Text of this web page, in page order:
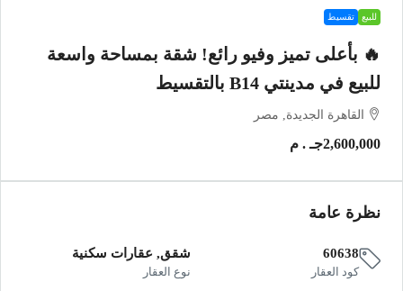
للبيع تقسيط
🔥 بأعلى تميز وفيو رائع! شقة بمساحة واسعة
للبيع في مدينتي B14 بالتقسيط
القاهرة الجديدة, مصر
2,600,000جـ . م
نظرة عامة
60638
كود العقار
شقق, عقارات سكنية
نوع العقار